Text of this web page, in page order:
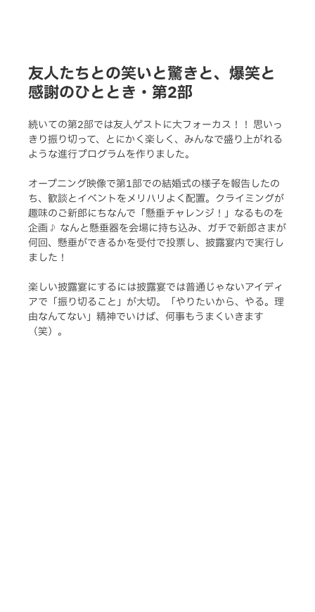
友人たちとの笑いと驚きと、爆笑と
感謝のひととき・第2部
続いての第2部では友人ゲストに大フォーカス！！ 思いっ
きり振り切って、とにかく楽しく、みんなで盛り上がれる
ような進行プログラムを作りました。
オープニング映像で第1部での結婚式の様子を報告したの
ち、歓談とイベントをメリハリよく配置。クライミングが
趣味のご新郎にちなんで「懸垂チャレンジ！」なるものを
企画♪ なんと懸垂器を会場に持ち込み、ガチで新郎さまが
何回、懸垂ができるかを受付で投票し、披露宴内で実行し
ました！
楽しい披露宴にするには披露宴では普通じゃないアイディ
アで「振り切ること」が大切。「やりたいから、やる。理
由なんてない」精神でいけば、何事もうまくいきます
（笑）。